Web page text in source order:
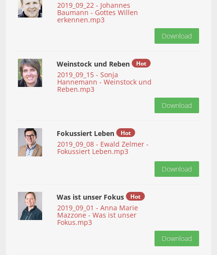
2019_09_22 - Johannes
Baumann - Gottes Willen
erkennen.mp3
Download
Weinstock und Reben
2019_09_15 - Sonja
Hannemann - Weinstock und
Reben.mp3
Hot
Download
Fokussiert Leben
2019_09_08 - Ewald Zelmer -
Fokussiert Leben.mp3
Hot
Download
Was ist unser Fokus
2019_09_01 - Anna Marie
Mazzone - Was ist unser
Fokus.mp3
Hot
Download